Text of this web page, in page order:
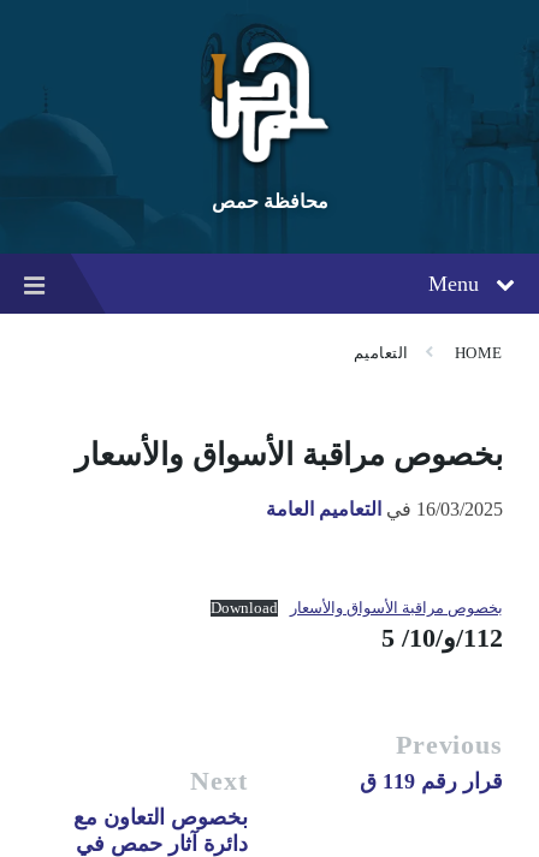
content
main
navigation
footer
محافظة حمص
Menu
HOME التعاميم
بخصوص مراقبة الأسواق والأسعار
16/03/2025 في التعاميم العامة
بخصوص مراقبة الأسواق والأسعار Download
112/و/10/ 5
Previous
قرار رقم 119 ق Next
بخصوص التعاون مع
دائرة آثار حمص في